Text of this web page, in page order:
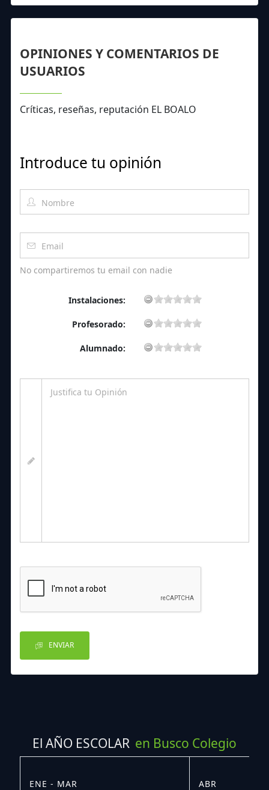
OPINIONES Y COMENTARIOS DE
USUARIOS
Críticas, reseñas, reputación EL BOALO
Introduce tu opinión
No compartiremos tu email con nadie
Instalaciones:
Profesorado:
Alumnado:
ENVIAR
El AÑO ESCOLAR en Busco Colegio
ENE - MAR ABR